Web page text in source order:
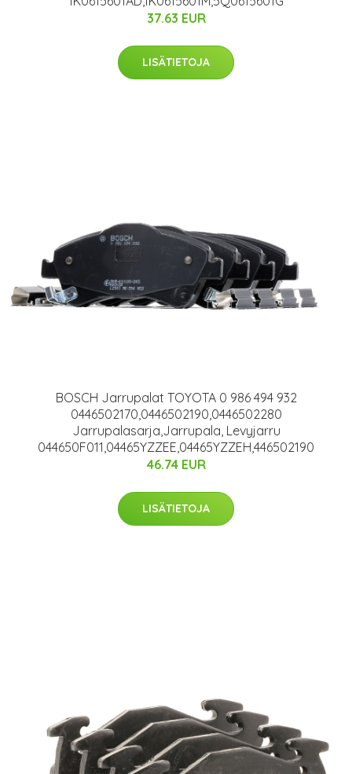
37.63 EUR
LISÄTIETOJA
BOSCH Jarrupalat TOYOTA 0 986 494 932
0446502170,0446502190,0446502280
Jarrupalasarja,Jarrupala, Levyjarru
044650F011,04465YZZEE,04465YZZEH,446502190
46.74 EUR
LISÄTIETOJA